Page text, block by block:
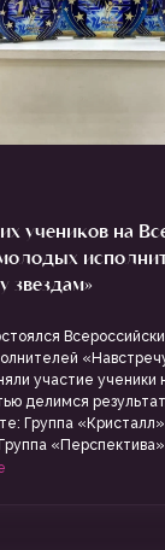
учеников на
звездам»
участие ученики
делимся
Группа